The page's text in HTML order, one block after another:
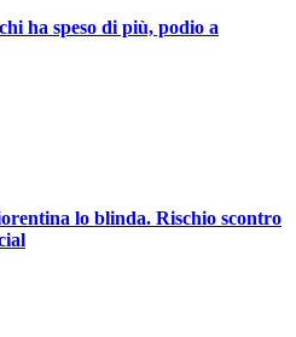
ha speso di più, podio a
lo blinda. Rischio scontro